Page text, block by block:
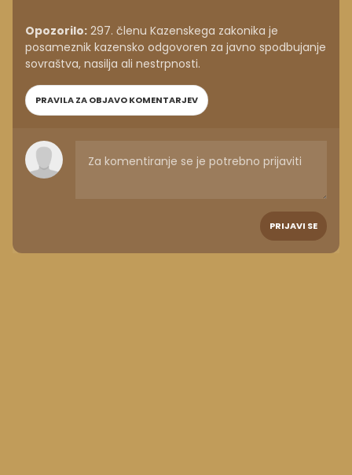
Opozorilo: 297. členu Kazenskega zakonika je
posameznik kazensko odgovoren za javno spodbujanje
sovraštva, nasilja ali nestrpnosti.
PRAVILA ZA OBJAVO KOMENTARJEV
PRIJAVI SE